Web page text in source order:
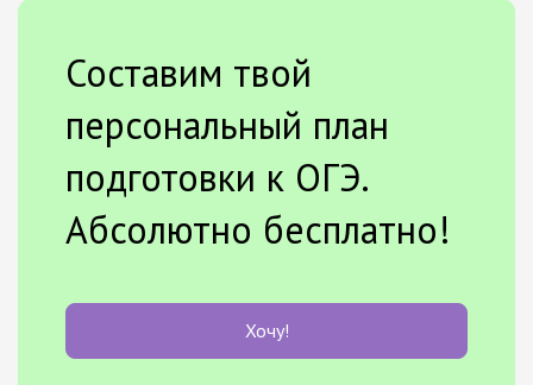
Составим твой
персональный план
подготовки к ОГЭ.
Абсолютно бесплатно!
Хочу!